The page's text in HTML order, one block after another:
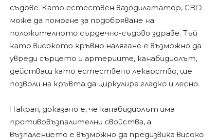
съдове. Като естествен вазодилататор, CBD
може да помогне за подобряване на
положителното сърдечно-съдово здраве. Тъй
като високото кръвно налягане е възможно да
увреди сърцето и артериите, канабидиолът,
действащ като естествено лекарство, ще
позволи на кръвта да циркулира гладко и лесно.
Накрая, доказано е, че канабидиолът има
противовъзпалителни свойства, а
възпалението е възможно да предизвика високо